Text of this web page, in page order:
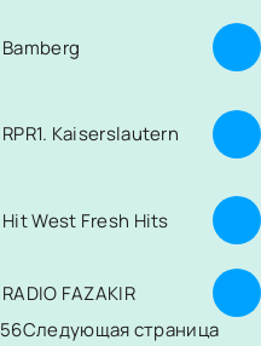
Bamberg
RPR1. Kaiserslautern
Hit West Fresh Hits
RADIO FAZAKIR
56Следующая страница